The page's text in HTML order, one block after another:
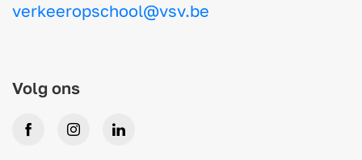
verkeeropschool@vsv.be
Volg ons
FacebookInstagramLinkedIn